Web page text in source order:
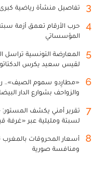
3 تفاصيل منشأة رياضية كبرى
4
حرب الأرقام تعمق أزمة
المؤسساتي
5
المعارضة التونسية تراسل
لقيس سعيد يكرس
6
«مطارِدو سموم الصيف»..
والزواحف بشوارع الدار
7
تقرير أمني يكشف المستور:
لسبتة ومليلية عبر «غرفة
8
أسعار المحروقات
ومنافسة صورية